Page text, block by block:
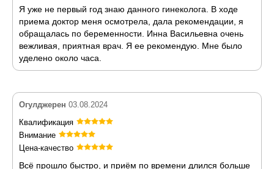
Я уже не первый год знаю данного гинеколога. В ходе
приема доктор меня осмотрела, дала рекомендации, я
обращалась по беременности. Инна Васильевна очень
вежливая, приятная врач. Я ее рекомендую. Мне было
уделено около часа.
Огулджерен 03.08.2024
Квалификация
Внимание
Цена-качество
Всё прошло быстро, и приём по времени длился больше